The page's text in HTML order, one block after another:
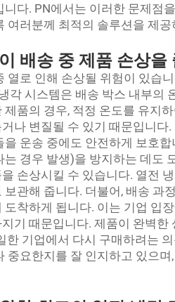
다. PN에서는 이러한 문제점
여러분께 최적의 솔루션을 제
배송 중 제품 손상을
열로 인해 손상될 위험이 있습
각 시스템은 배송 박스 내부의
품의 경우, 적정 온도를 유지
나 변질될 수 있기 때문입니
운송 중에도 안전하게 보호
경우 발생)을 방지하는 데도
손상시킬 수 있습니다. 열전
관해 줍니다. 더불어, 배송 과
도착하게 됩니다. 이는 기업 입
기 때문입니다. 제품이 완벽
한 기업에서 다시 구매하려는
중요한지를 잘 인지하고 있으